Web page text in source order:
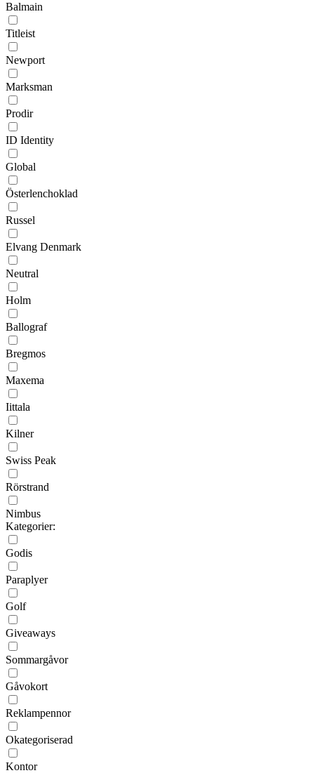
Balmain
Titleist
Newport
Marksman
Prodir
ID Identity
Global
Österlenchoklad
Russel
Elvang Denmark
Neutral
Holm
Ballograf
Bregmos
Maxema
Iittala
Kilner
Swiss Peak
Rörstrand
Nimbus
Kategorier:
Godis
Paraplyer
Golf
Giveaways
Sommargåvor
Gåvokort
Reklampennor
Okategoriserad
Kontor